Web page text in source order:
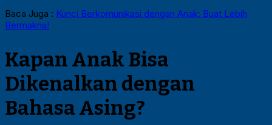
Baca Juga : Kunci Berkomunikasi dengan Anak: Buat Lebih
Bermakna!
Kapan Anak Bisa
Dikenalkan dengan
Bahasa Asing?